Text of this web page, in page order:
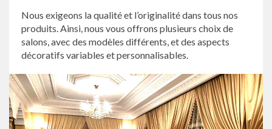
Nous exigeons la qualité et l’originalité dans tous nos
produits. Ainsi, nous vous offrons plusieurs choix de
salons, avec des modèles différents, et des aspects
décoratifs variables et personnalisables.